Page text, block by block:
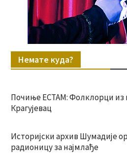
Немате куда?
Почиње ЕСТАМ: Фолклорци из
Крагујевац
Историјски архив Шумадије
радионицу за најмлађе